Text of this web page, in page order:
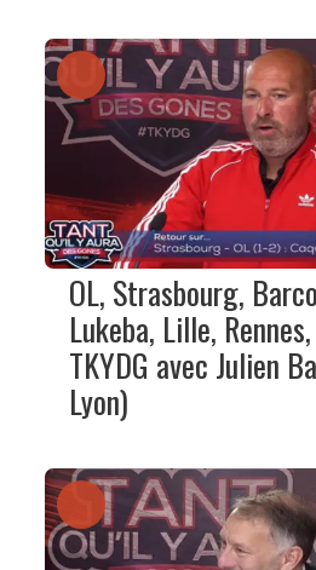
OL, Strasbourg,
Lukeba, Lille,
TKYDG avec Julien
Lyon)